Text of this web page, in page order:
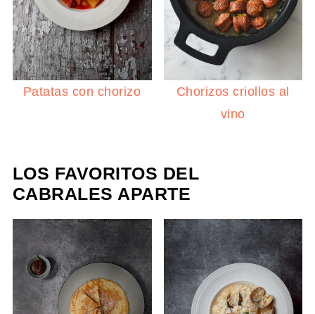
Patatas con chorizo
Chorizos criollos al
vino
LOS FAVORITOS DEL
CABRALES APARTE